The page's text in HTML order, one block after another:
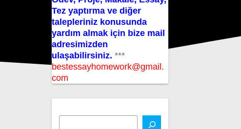
Tez yaptırma ve diğer
talepleriniz konusunda
yardım almak için bize mail
adresimizden
ulaşabilirsiniz. ***
bestessayhomework@gmail.
com